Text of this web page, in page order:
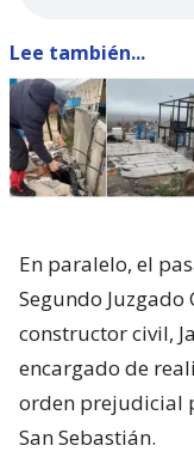
Lee también...
En paralelo, el
Segundo
constructor civil,
encargado de
orden prejudicial
San Sebastián.